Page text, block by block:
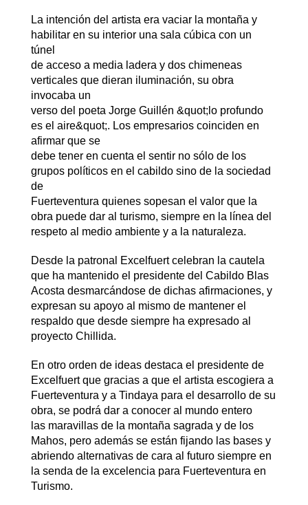
La intención del artista era vaciar la montaña y
habilitar en su interior una sala cúbica con un
túnel
de acceso a media ladera y dos chimeneas
verticales que dieran iluminación, su obra
invocaba un
verso del poeta Jorge Guillén &quot;lo profundo
es el aire&quot;. Los empresarios coinciden en
afirmar que se
debe tener en cuenta el sentir no sólo de los
grupos políticos en el cabildo sino de la sociedad
de
Fuerteventura quienes sopesan el valor que la
obra puede dar al turismo, siempre en la línea del
respeto al medio ambiente y a la naturaleza.
Desde la patronal Excelfuert celebran la cautela
que ha mantenido el presidente del Cabildo Blas
Acosta desmarcándose de dichas afirmaciones, y
expresan su apoyo al mismo de mantener el
respaldo que desde siempre ha expresado al
proyecto Chillida.
En otro orden de ideas destaca el presidente de
Excelfuert que gracias a que el artista escogiera a
Fuerteventura y a Tindaya para el desarrollo de su
obra, se podrá dar a conocer al mundo entero
las maravillas de la montaña sagrada y de los
Mahos, pero además se están fijando las bases y
abriendo alternativas de cara al futuro siempre en
la senda de la excelencia para Fuerteventura en
Turismo.